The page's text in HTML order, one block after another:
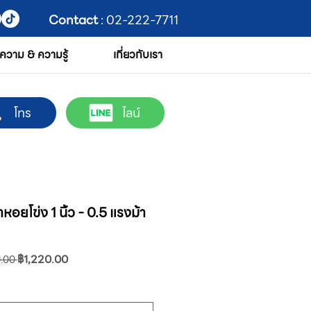
Contact: 02-222-7711
วาม & ความรู้ เกี่ยวกับเรา
อยโข่ง 1 นิ้ว - 0.5 แรงม้า
ราคา
฿1,220.00ราคา
โทร ไลน์